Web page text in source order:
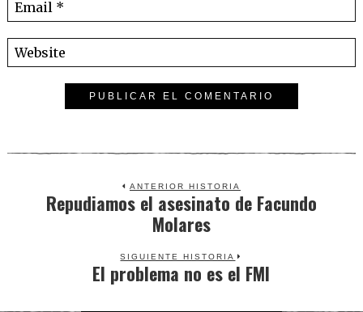
ANTERIOR HISTORIA
Previous
post:
Repudiamos el asesinato de Facundo
Molares
SIGUIENTE HISTORIA
Next
El problema no es el FMI